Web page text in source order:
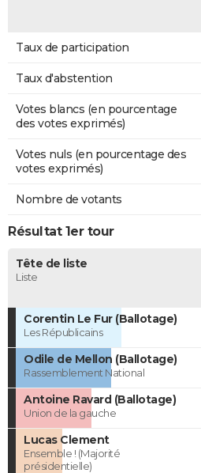
Taux de participation
Taux d'abstention
Votes blancs (en pourcentage
des votes exprimés)
Votes nuls (en pourcentage des
votes exprimés)
Nombre de votants
Résultat 1er tour
Tête de liste
Liste
Corentin Le Fur (Ballotage)
Les Républicains
Odile de Mellon (Ballotage)
Rassemblement National
Antoine Ravard (Ballotage)
Union de la gauche
Lucas Clement
Ensemble ! (Majorité
présidentielle)